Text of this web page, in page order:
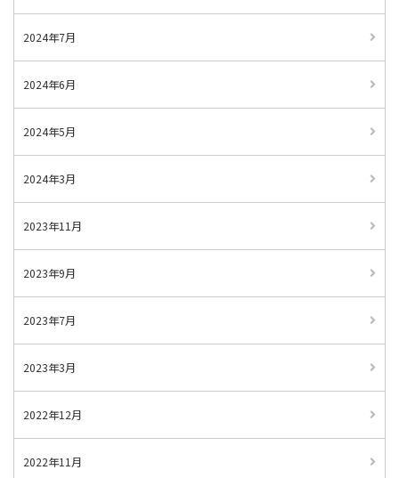
2024年7月
2024年6月
2024年5月
2024年3月
2023年11月
2023年9月
2023年7月
2023年3月
2022年12月
2022年11月